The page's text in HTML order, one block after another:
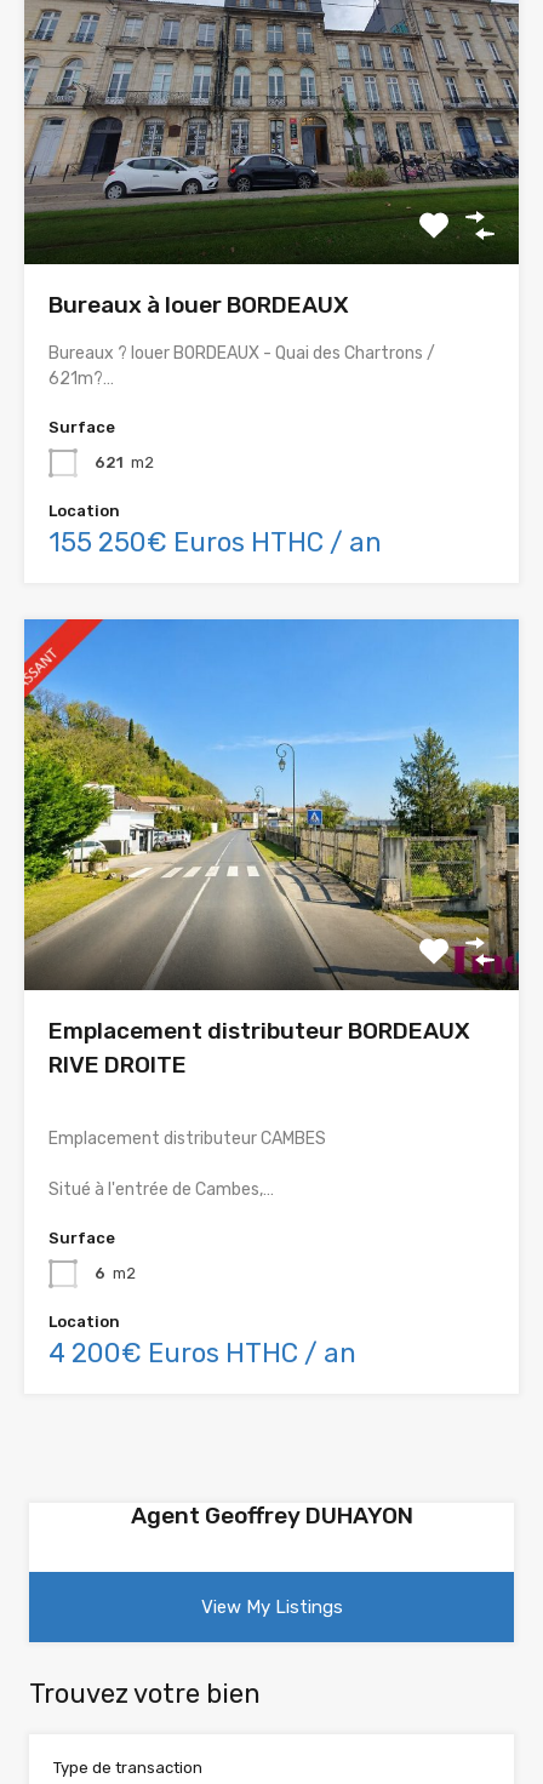
Bureaux à louer BORDEAUX
Bureaux ? louer BORDEAUX - Quai des Chartrons /
621m?…
Surface
621 m2
Location
155 250€ Euros HTHC / an
Emplacement distributeur BORDEAUX
RIVE DROITE
Emplacement distributeur CAMBES
Situé à l'entrée de Cambes,…
Surface
6 m2
Location
4 200€ Euros HTHC / an
Agent Geoffrey DUHAYON
View My Listings
Trouvez votre bien
Type de transaction